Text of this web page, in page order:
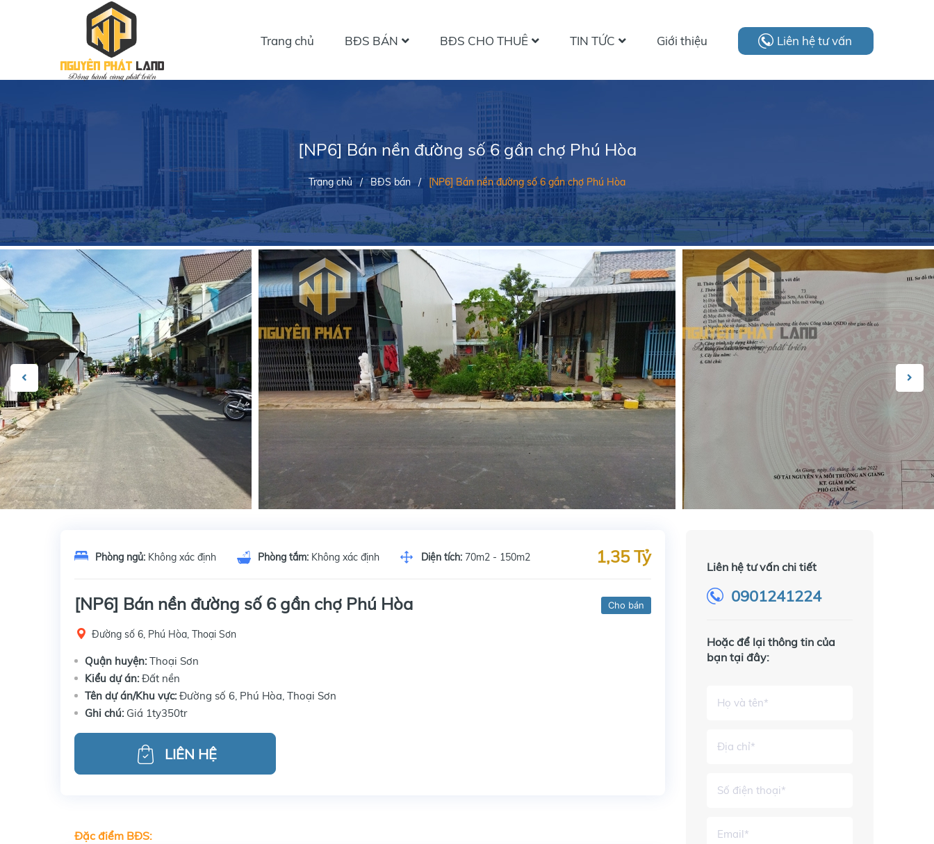
Trang chủ BĐS BÁN BĐS CHO THUÊ TIN TỨC Giới thiệu Liên hệ tư vấn
[NP6] Bán nền đường số 6 gần chợ Phú Hòa
Trang chủ / BĐS bán / [NP6] Bán nền đường số 6 gần chợ Phú Hòa
Phòng ngủ: Không xác định Phòng tắm: Không xác định Diện tích: 70m2 - 150m2 1,35 Tỷ
[NP6] Bán nền đường số 6 gần chợ Phú Hòa Cho bán
Đường số 6, Phú Hòa, Thoại Sơn
Quận huyện:Thoại Sơn
Kiểu dự án:Đất nền
Tên dự án/Khu vực:Đường số 6, Phú Hòa, Thoại Sơn
Ghi chú: Giá 1ty350tr
LIÊN HỆ
Đặc điểm BĐS:
Liên hệ tư vấn chi tiết
0901241224
Hoặc để lại thông tin của
bạn tại đây: